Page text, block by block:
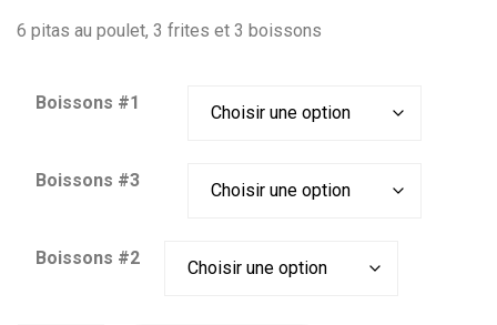
6 pitas au poulet, 3 frites et 3 boissons
Boissons #1
Boissons #3
Boissons #2